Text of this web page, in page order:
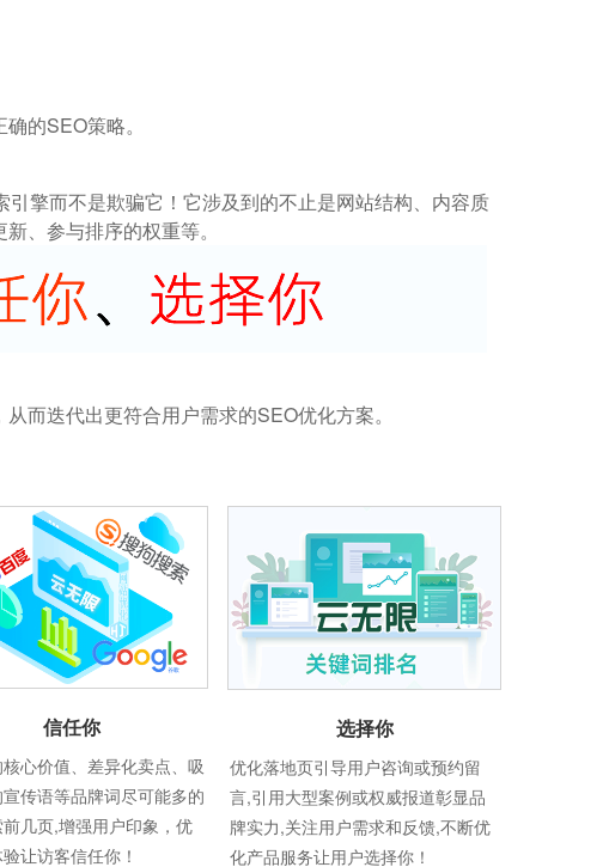
的SEO策略。
擎而不是欺骗它！它涉及到的不止是网站结构、内容质
、参与排序的权重等。
而迭代出更符合用户需求的SEO优化方案。
信任你
心价值、差异化卖点、吸
传语等品牌词尽可能多的
几页,增强用户印象，优
让访客信任你！
选择你
优化落地页引导用户咨询或预约留
言,引用大型案例或权威报道彰显品
牌实力,关注用户需求和反馈,不断优
化产品服务让用户选择你！